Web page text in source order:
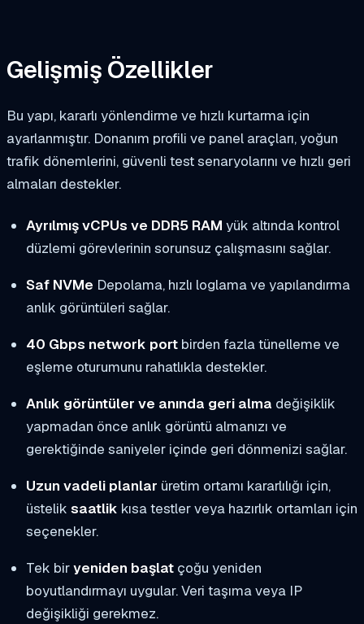
Gelişmiş Özellikler
Bu yapı, kararlı yönlendirme ve hızlı kurtarma için
ayarlanmıştır. Donanım profili ve panel araçları, yoğun
trafik dönemlerini, güvenli test senaryolarını ve hızlı geri
almaları destekler.
Ayrılmış vCPUs ve DDR5 RAM yük altında kontrol
düzlemi görevlerinin sorunsuz çalışmasını sağlar.
Saf NVMe Depolama, hızlı loglama ve yapılandırma
anlık görüntüleri sağlar.
40 Gbps network portbirden fazla tünelleme ve
eşleme oturumunu rahatlıkla destekler.
Anlık görüntüler ve anında geri alma değişiklik
yapmadan önce anlık görüntü almanızı ve
gerektiğinde saniyeler içinde geri dönmenizi sağlar.
Uzun vadeli planlar üretim ortamı kararlılığı için,
üstelik saatlik kısa testler veya hazırlık ortamları için
seçenekler.
Tek biryeniden başlatçoğu yeniden
boyutlandırmayı uygular. Veri taşıma veya IP
değişikliği gerekmez.